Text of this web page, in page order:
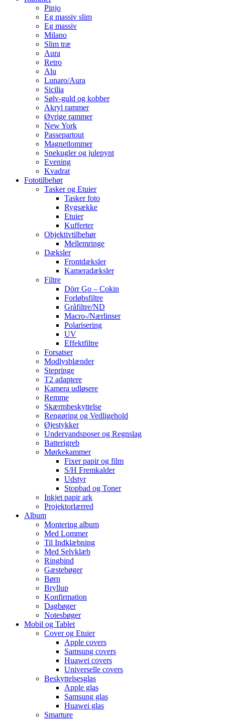
Pinjo
Eg massiv slim
Eg massiv
Milano
Slim træ
Aura
Retro
Alu
Lunaro/Aura
Sicilia
Sølv-guld og kobber
Akryl rammer
Øvrige rammer
New York
Passepartout
Magnetlommer
Snekugler og julepynt
Evening
Kvadrat
Fototilbehør
Tasker og Etuier
Tasker foto
Rygsække
Etuier
Kufferter
Objektivtilbehør
Mellemringe
Dæksler
Frontdæksler
Kameradæksler
Filtre
Dörr Go – Cokin
Forløbsfiltre
Gråfiltre/ND
Macro-/Nærlinser
Polarisering
UV
Effektfiltre
Forsatser
Modlysblænder
Stepringe
T2 adaptere
Kamera udløsere
Remme
Skærmbeskyttelse
Rengøring og Vedligehold
Øjestykker
Undervandsposer og Regnslag
Batterigreb
Mørkekammer
Fixer papir og film
S/H Fremkalder
Udstyr
Stopbad og Toner
Inkjet papir ark
Projektorlærred
Album
Montering album
Med Lommer
Til Indklæbning
Med Selvklæb
Ringbind
Gæstebøger
Børn
Bryllup
Konfirmation
Dagbøger
Notesbøger
Mobil og Tablet
Cover og Etuier
Apple covers
Samsung covers
Huawei covers
Universelle covers
Beskyttelsesglas
Apple glas
Samsung glas
Huawei glas
Smarture